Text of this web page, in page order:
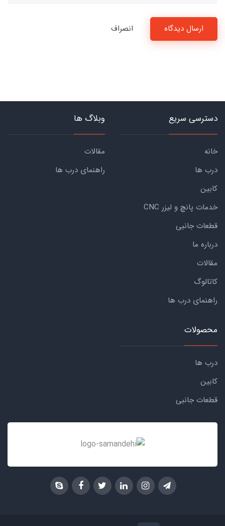
ارسال دیدگاه انصراف
دسترسی سریع
خانه
درب ها
کابین
خدمات پانچ و لیزر CNC
قطعات جانبی
درباره ما
مقالات
کاتالوگ
راهنمای درب ها
وبلاگ ها
مقالات
راهنمای درب ها
محصولات
درب ها
کابین
قطعات جانبی